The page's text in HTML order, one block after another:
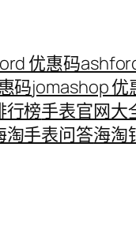
优惠码
码jomashop 优
行榜手表官网大
淘手表问答海淘